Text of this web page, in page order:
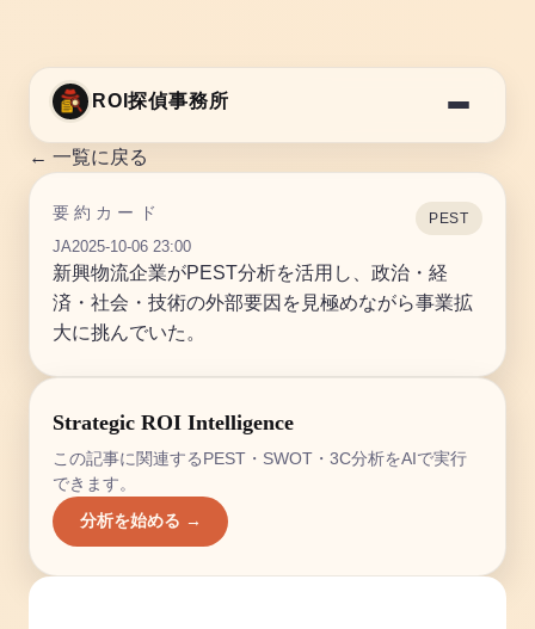
ROI探偵事務所
← 一覧に戻る
要約カード
JA2025-10-06 23:00
PEST
新興物流企業がPEST分析を活用し、政治・経
済・社会・技術の外部要因を見極めながら事業拡
大に挑んでいた。
Strategic ROI Intelligence
この記事に関連するPEST・SWOT・3C分析をAIで実行
できます。
分析を始める →